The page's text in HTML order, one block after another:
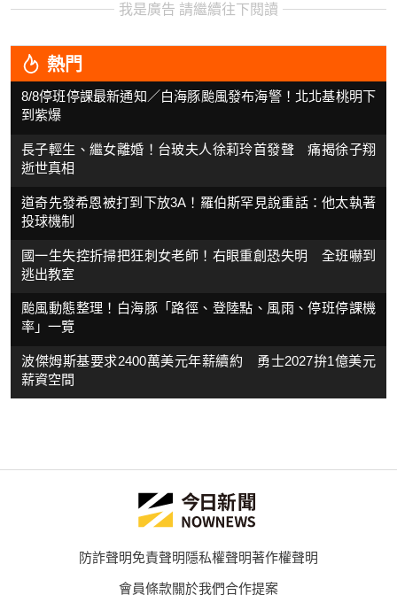
我是廣告 請繼續往下閱讀
熱門
8/8停班停課最新通知／白海豚颱風發布海警！北北基桃明下
到紫爆
長子輕生、繼女離婚！台玻夫人徐莉玲首發聲 痛揭徐子翔
逝世真相
道奇先發希恩被打到下放3A！羅伯斯罕見說重話：他太執著
投球機制
國一生失控折掃把狂刺女老師！右眼重創恐失明 全班嚇到
逃出教室
颱風動態整理！白海豚「路徑、登陸點、風雨、停班停課機
率」一覽
波傑姆斯基要求2400萬美元年薪續約 勇士2027拚1億美元
薪資空間
防詐聲明免責聲明隱私權聲明著作權聲明
會員條款關於我們合作提案